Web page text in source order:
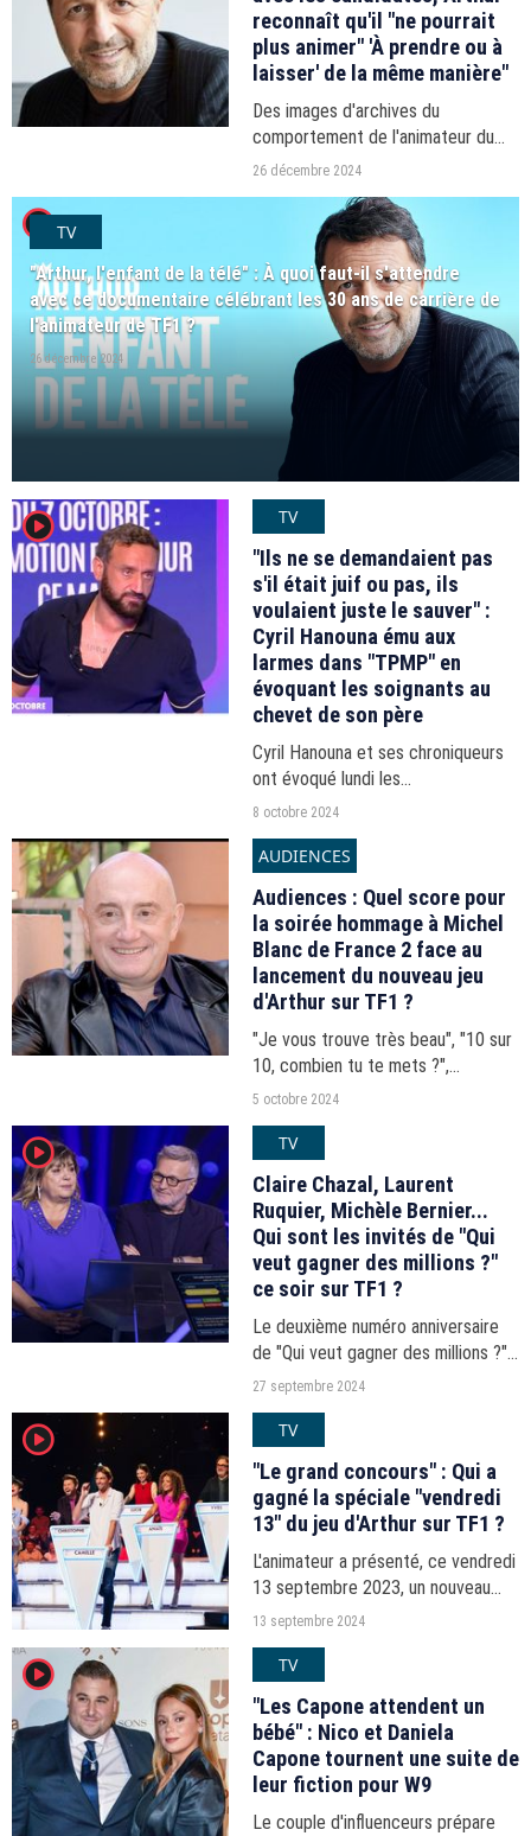
reconnaît qu'il "ne pourrait
plus animer" 'À prendre ou à
laisser' de la même manière"
Des images d'archives du
comportement de l'animateur du
divertissement de TF1 refont
26 décembre 2024
player2TV
"Arthur, l'enfant de la télé" : À quoi faut-il s'attendre
avec ce documentaire célébrant les 30 ans de carrière de
l'animateur de TF1 ?
26 décembre 2024
player2 TV
"Ils ne se demandaient pas
s'il était juif ou pas, ils
voulaient juste le sauver" :
Cyril Hanouna ému aux
larmes dans "TPMP" en
évoquant les soignants au
chevet de son père
Cyril Hanouna et ses chroniqueurs
ont évoqué lundi les
commémorations du 7 octobre et
L'animateur n'a pu retenir son
émotion au moment d'évoquer...
8 octobre 2024
AUDIENCES
Audiences : Quel score pour
la soirée hommage à Michel
Blanc de France 2 face au
lancement du nouveau jeu
d'Arthur sur TF1 ?
"Je vous trouve très beau", "10 sur
10, combien tu te mets ?",
"Menteur"... Les audiences du prime
5 octobre 2024
player2 TV
Claire Chazal, Laurent
Ruquier, Michèle Bernier...
Qui sont les invités de "Qui
veut gagner des millions ?"
ce soir sur TF1 ?
Le deuxième numéro anniversaire
de "Qui veut gagner des millions ?",
présenté par Arthur pour célébrer
diffusé ce vendredi 27 septembre
à 21h10 sur TF1.
27 septembre 2024
player2 TV
"Le grand concours" : Qui a
gagné la spéciale "vendredi
13" du jeu d'Arthur sur TF1 ?
L'animateur a présenté, ce vendredi
13 septembre 2023, un nouveau
numéro du divertissement de
TF1.
13 septembre 2024
player2 TV
​​"Les Capone attendent un
bébé" : Nico et Daniela
Capone tournent une suite de
leur fiction pour W9
Le couple d'influenceurs prépare